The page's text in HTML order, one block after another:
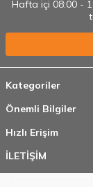
Hafta içi 08:00 -
Kategoriler
Önemli Bilgiler
Hızlı Erişim
İLETİŞİM